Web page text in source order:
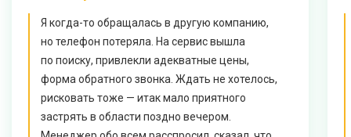
Я когда-то обращалась в другую компанию,
но телефон потеряла. На сервис вышла
по поиску, привлекли адекватные цены,
форма обратного звонка. Ждать не хотелось,
рисковать тоже — итак мало приятного
застрять в области поздно вечером.